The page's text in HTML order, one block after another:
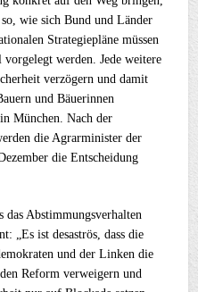
wie sich Bund und Länder
Strategiepläne müssen
vorgelegt werden. Jede weitere
verzögern und damit
und Bäuerinnen
München. Nach der
die Agrarminister der
die Entscheidung
Abstimmungsverhalten
„Es ist desaströs, dass die
und der Linken die
Reform verweigern und